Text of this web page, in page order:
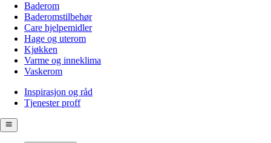
Baderom
Baderomstilbehør
Care hjelpemidler
Hage og uterom
Kjøkken
Varme og inneklima
Vaskerom
Inspirasjon og råd
Tjenester proff